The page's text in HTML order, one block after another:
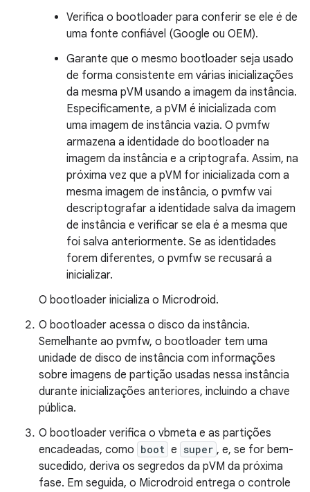
Verifica o bootloader para conferir se ele é de
uma fonte confiável (Google ou OEM).
Garante que o mesmo bootloader seja usado
de forma consistente em várias inicializações
da mesma pVM usando a imagem da instância.
Especificamente, a pVM é inicializada com
uma imagem de instância vazia. O pvmfw
armazena a identidade do bootloader na
imagem da instância e a criptografa. Assim, na
próxima vez que a pVM for inicializada com a
mesma imagem de instância, o pvmfw vai
descriptografar a identidade salva da imagem
de instância e verificar se ela é a mesma que
foi salva anteriormente. Se as identidades
forem diferentes, o pvmfw se recusará a
inicializar.
O bootloader inicializa o Microdroid.
O bootloader acessa o disco da instância.
Semelhante ao pvmfw, o bootloader tem uma
unidade de disco de instância com informações
sobre imagens de partição usadas nessa instância
durante inicializações anteriores, incluindo a chave
pública.
O bootloader verifica o vbmeta e as partições
encadeadas, como boot e super , e, se for bem-
sucedido, deriva os segredos da pVM da próxima
fase. Em seguida, o Microdroid entrega o controle